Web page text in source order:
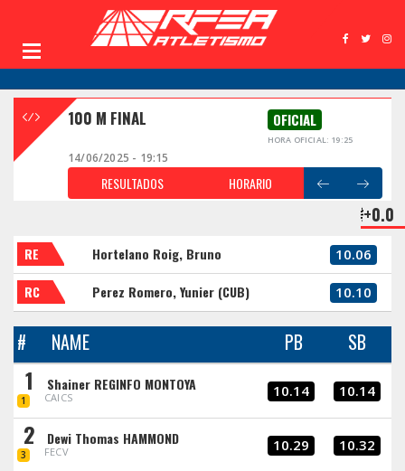
100 M FINAL OFICIAL
HORA OFICIAL: 19:25
14/06/2025 - 19:15
RESULTADOS HORARIO
+0.0
RE Hortelano Roig, Bruno 10.06
RC Perez Romero, Yunier (CUB) 10.10
# NAME PB SB
1
1
Shainer REGINFO MONTOYA
CAICS 10.14 10.14
2
3
Dewi Thomas HAMMOND
FECV 10.29 10.32